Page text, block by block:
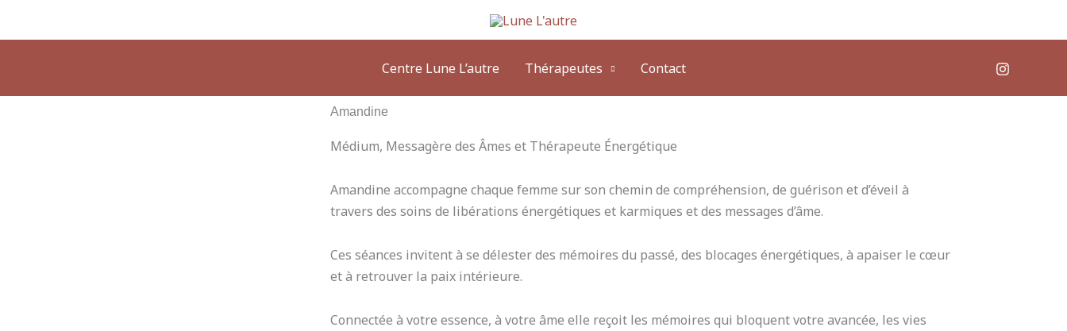
Centre Lune L’autre
Thérapeutes Contact
Amandine
Médium, Messagère des Âmes et Thérapeute Énergétique
Amandine accompagne chaque femme sur son chemin de compréhension, de guérison et d’éveil à
travers des soins de libérations énergétiques et karmiques et des messages d’âme.
Ces séances invitent à se délester des mémoires du passé, des blocages énergétiques, à apaiser le cœur
et à retrouver la paix intérieure.
Connectée à votre essence, à votre âme elle reçoit les mémoires qui bloquent votre avancée, les vies